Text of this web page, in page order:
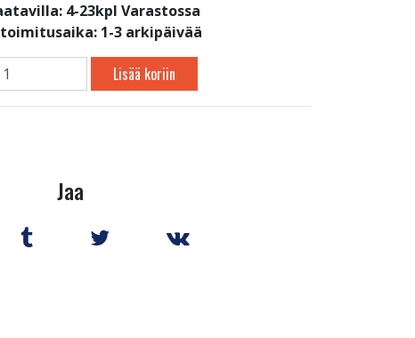
4-23kpl Varastossa
1-3 arkipäivää
Lisää koriin
Jaa